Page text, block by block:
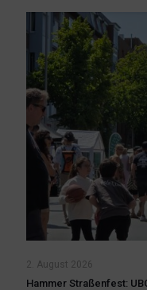
2. August 2026
Hammer Straßenfest: